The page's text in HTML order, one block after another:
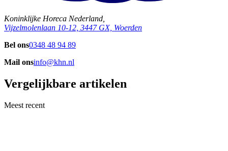
Koninklijke Horeca Nederland,
Vijzelmolenlaan 10-12, 3447 GX, Woerden
Bel ons0348 48 94 89
Mail onsinfo@khn.nl
Vergelijkbare artikelen
Meest recent